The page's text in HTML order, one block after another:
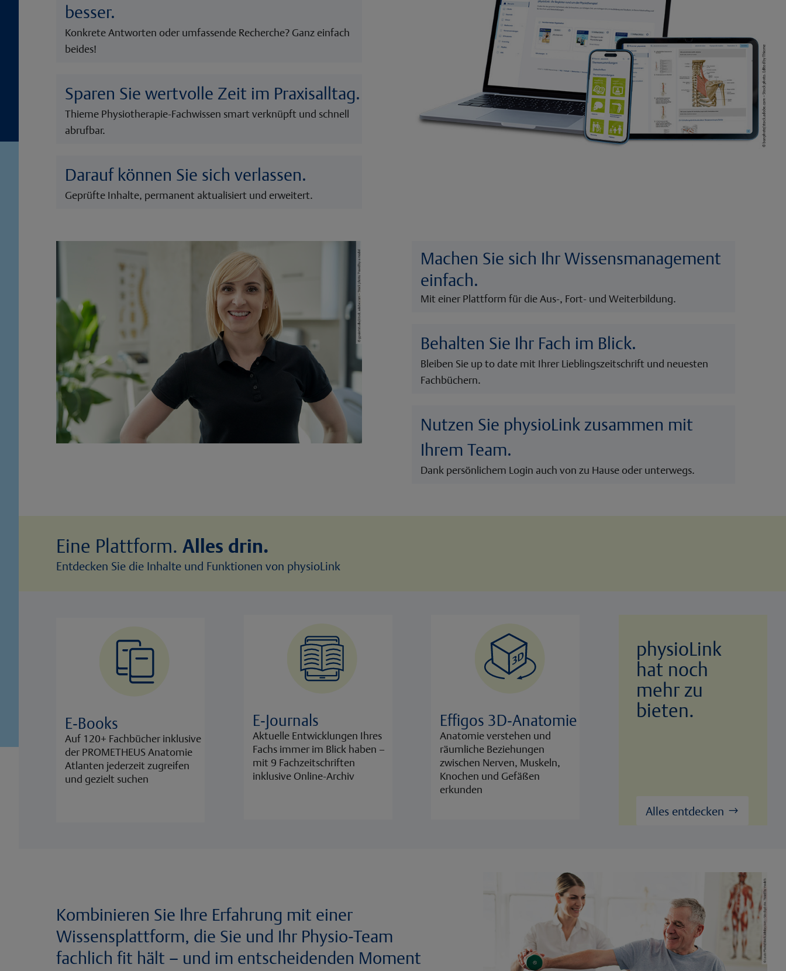
besser.
Konkrete Antworten oder umfassende Recherche? Ganz einfach
beides!
Sparen Sie wertvolle Zeit im Praxisalltag.
Thieme Physiotherapie-Fachwissen smart verknüpft und schnell
abrufbar.
Darauf können Sie sich verlassen.
Geprüfte Inhalte, permanent aktualisiert und erweitert.
Machen Sie sich Ihr Wissensmanagement
einfach.
Mit einer Plattform für die Aus-, Fort- und Weiterbildung.
Behalten Sie Ihr Fach im Blick.
Bleiben Sie up to date mit Ihrer Lieblingszeitschrift und neuesten
Fachbüchern.
Nutzen Sie physioLink zusammen mit
Ihrem Team.
Dank persönlichem Login auch von zu Hause oder unterwegs.
Eine Plattform. Alles drin.
Entdecken Sie die Inhalte und Funktionen von physioLink
E-Books
Auf 120+ Fachbücher inklusive
der PROMETHEUS Anatomie
Atlanten jederzeit zugreifen
und gezielt suchen
E-Journals
Aktuelle Entwicklungen Ihres
Fachs immer im Blick haben –
mit 9 Fachzeitschriften
inklusive Online-Archiv
Effigos 3D-Anatomie
Anatomie verstehen und
räumliche Beziehungen
zwischen Nerven, Muskeln,
Knochen und Gefäßen
erkunden
physioLink
hat noch
mehr zu
bieten.
Alles entdecken
Kombinieren Sie Ihre Erfahrung mit einer
Wissensplattform, die Sie und Ihr Physio-Team
fachlich fit hält – und im entscheidenden Moment